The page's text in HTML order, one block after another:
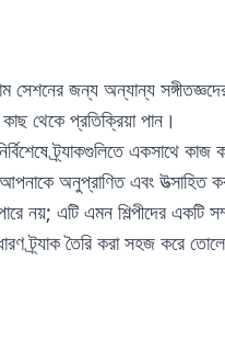
সেশনের জন্য অন্যান্য
থেকে প্রতিক্রিয়া পান।
ট্র্যাকগুলিতে একসাথে
আপনাকে অনুপ্রাণিত এবং
নয়; এটি এমন শিল্পীদের একটি
ট্র্যাক তৈরি করা সহজ করে